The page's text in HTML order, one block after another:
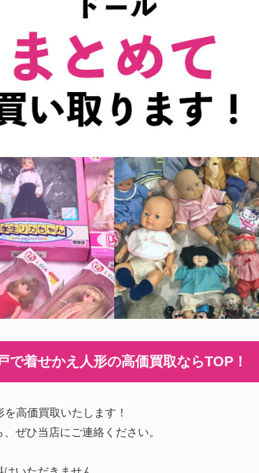
で着せかえ人形の高価買取ならTOP！
高価買取いたします！
ぜひ当店にご連絡ください。